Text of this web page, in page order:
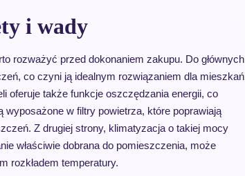
i wady
rozważyć przed dokonaniem zakupu. Do głównych
co czyni ją idealnym rozwiązaniem dla mieszkań
oferuje także funkcje oszczędzania energii, co
wyposażone w filtry powietrza, które poprawiają
Z drugiej strony, klimatyzacja o takiej mocy
właściwie dobrana do pomieszczenia, może
rozkładem temperatury.